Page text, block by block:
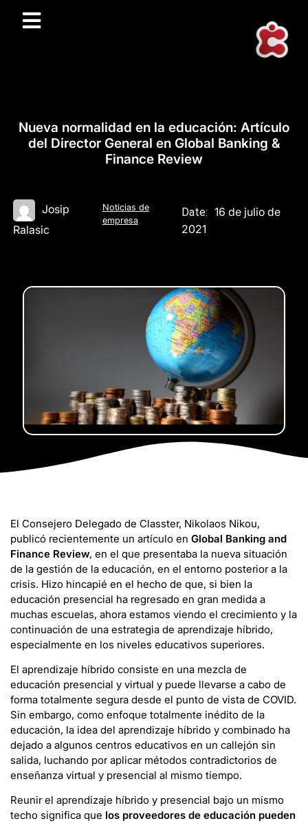
Nueva normalidad en la educación: Artículo
del Director General en Global Banking &
Finance Review
Josip
Ralasic
Noticias de
empresa
Date: 16 de julio de
2021
El Consejero Delegado de Classter, Nikolaos Nikou,
publicó recientemente un artículo en Global Banking and
Finance Review, en el que presentaba la nueva situación
de la gestión de la educación, en el entorno posterior a la
crisis. Hizo hincapié en el hecho de que, si bien la
educación presencial ha regresado en gran medida a
muchas escuelas, ahora estamos viendo el crecimiento y la
continuación de una estrategia de aprendizaje híbrido,
especialmente en los niveles educativos superiores.
El aprendizaje híbrido consiste en una mezcla de
educación presencial y virtual y puede llevarse a cabo de
forma totalmente segura desde el punto de vista de COVID.
Sin embargo, como enfoque totalmente inédito de la
educación, la idea del aprendizaje híbrido y combinado ha
dejado a algunos centros educativos en un callejón sin
salida, luchando por aplicar métodos contradictorios de
enseñanza virtual y presencial al mismo tiempo.
Reunir el aprendizaje híbrido y presencial bajo un mismo
techo significa que los proveedores de educación pueden